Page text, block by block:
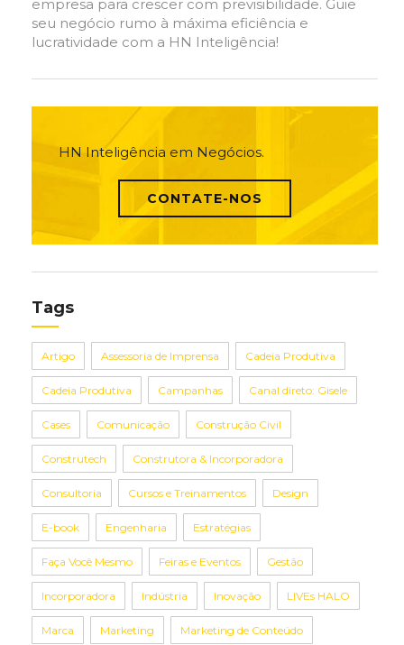
empresa para crescer com previsibilidade. Guie
seu negócio rumo à máxima eficiência e
lucratividade com a HN Inteligência!
HN Inteligência em Negócios.
CONTATE-NOS
Tags
Artigo Assessoria de Imprensa Cadeia Produtiva
Cadeia Produtiva Campanhas Canal direto: Gisele
Cases Comunicação Construção Civil
Construtech Construtora & Incorporadora
Consultoria Cursos e Treinamentos Design
E-book Engenharia Estratégias
Faça Você Mesmo Feiras e Eventos Gestão
Incorporadora Indústria Inovação LIVEs HALO
Marca Marketing Marketing de Conteúdo